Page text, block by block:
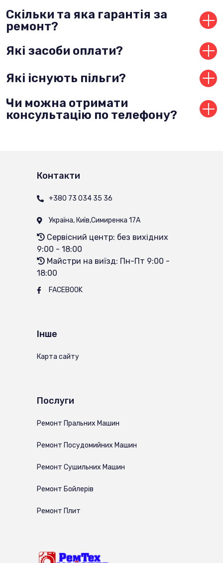
техніки.
Скільки та яка гарантія за
ремонт?
Які засоби оплати?
Які існують пільги?
спеціальні умови.
Чи можна отримати
консультацію по телефону?
Послуги
Ремонт Пральних Машин
Ремонт Посудомийних Машин
Ремонт Сушильних Машин
Ремонт Бойлерів
Ремонт Плит
Інше
Карта сайту
Контакти
+380 73 034 35 36
Україна, Київ,Симиренка 17А
Сервісний центр: без вихідних
9:00 - 18:00
Майстри на виїзд: Пн-Пт 9:00 -
18:00
FACEBOOK